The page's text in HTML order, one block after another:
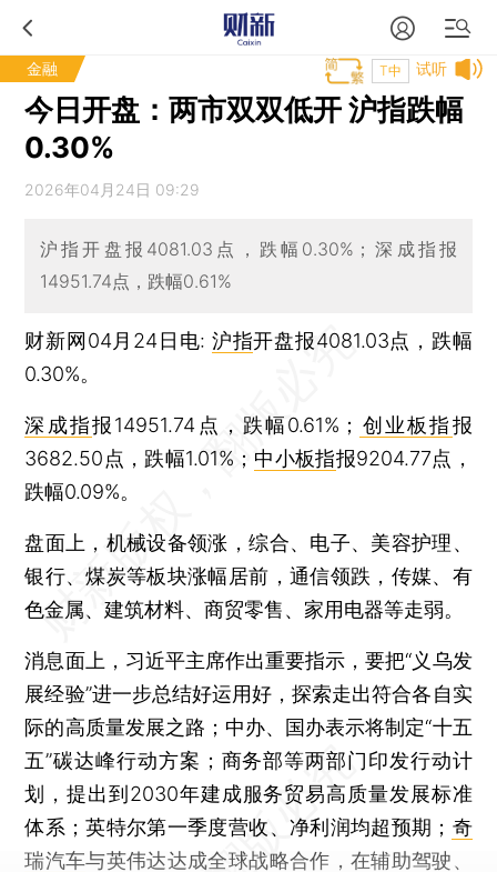
金融 试听
T中
今日开盘：两市双双低开 沪指跌幅
0.30%
2026年04月24日 09:29
沪指开盘报4081.03点，跌幅0.30%；深成指报
14951.74点，跌幅0.61%
财新网04月24日电: 沪指开盘报4081.03点，跌幅
0.30%。
深成指报14951.74点，跌幅0.61%； 创业板指报
3682.50点，跌幅1.01%； 中小板指报9204.77点，
跌幅0.09%。
盘面上，机械设备领涨，综合、电子、美容护理、
银行、煤炭等板块涨幅居前，通信领跌，传媒、有
色金属、建筑材料、商贸零售、家用电器等走弱。
消息面上，习近平主席作出重要指示，要把“义乌发
展经验”进一步总结好运用好，探索走出符合各自实
际的高质量发展之路；中办、国办表示将制定“十五
五”碳达峰行动方案；商务部等两部门印发行动计
划，提出到2030年建成服务贸易高质量发展标准
体系；英特尔第一季度营收、净利润均超预期； 奇
瑞汽车与英伟达达成全球战略合作，在辅助驾驶、